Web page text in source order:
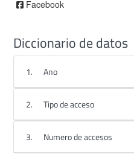
Facebook
Diccionario de datos
1. Ano
2. Tipo de acceso
3. Numero de accesos